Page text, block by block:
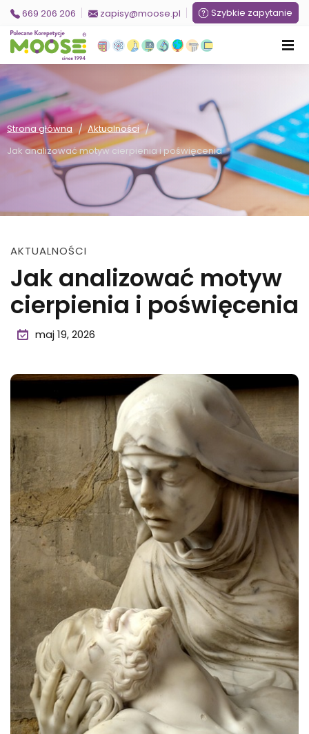
669 206 206 zapisy@moose.pl Szybkie zapytanie
Strona główna / Aktualności /
Jak analizować motyw cierpienia i poświęcenia
AKTUALNOŚCI
Jak analizować motyw
cierpienia i poświęcenia
maj 19, 2026